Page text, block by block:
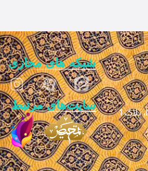
شبکه های مجازی
سایت‌های مرتبط